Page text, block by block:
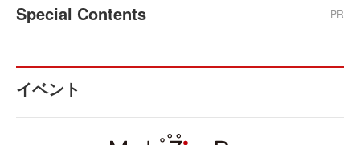
Special Contents PR
イベント